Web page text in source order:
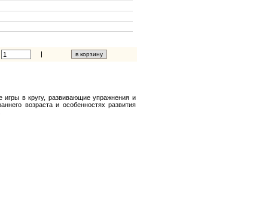
игры в кругу, развивающие упражнения и
возраста и особенностях развития